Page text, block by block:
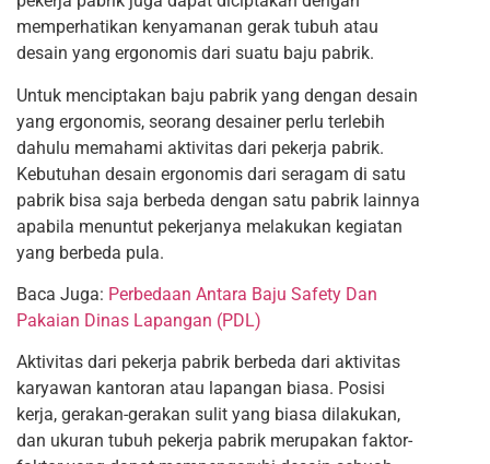
memperhatikan kenyamanan gerak tubuh atau
desain yang ergonomis dari suatu baju pabrik.
Untuk menciptakan baju pabrik yang dengan desain
yang ergonomis, seorang desainer perlu terlebih
dahulu memahami aktivitas dari pekerja pabrik.
Kebutuhan desain ergonomis dari seragam di satu
pabrik bisa saja berbeda dengan satu pabrik lainnya
apabila menuntut pekerjanya melakukan kegiatan
yang berbeda pula.
Baca Juga: Perbedaan Antara Baju Safety Dan
Pakaian Dinas Lapangan (PDL)
Aktivitas dari pekerja pabrik berbeda dari aktivitas
karyawan kantoran atau lapangan biasa. Posisi
kerja, gerakan-gerakan sulit yang biasa dilakukan,
dan ukuran tubuh pekerja pabrik merupakan faktor-